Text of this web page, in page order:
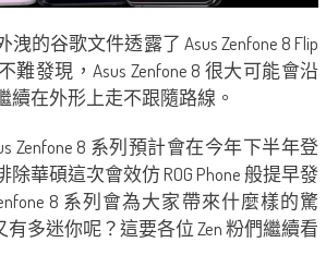
的谷歌文件透露了 Asus Zenfone 8 Flip
難發現，Asus Zenfone 8 很大可能會沿
續在外形上走不跟隨路線。
Zenfone 8 系列預計會在今年下半年登
華碩這次會效仿 ROG Phone 般提早發
8 系列會為大家帶來什麼樣的驚
有多迷你呢？這要各位 Zen 粉們繼續看